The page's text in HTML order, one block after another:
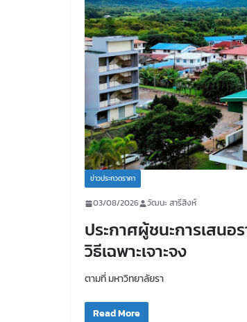
ข่าวประกวดราคา
03/08/2026 วัฒนะ สารีสิงห์
ประกาศผู้ชนะการเสน
วิธีเฉพาะเจาะจง
ตามที่ มหาวิทยาลัยรา
Read More